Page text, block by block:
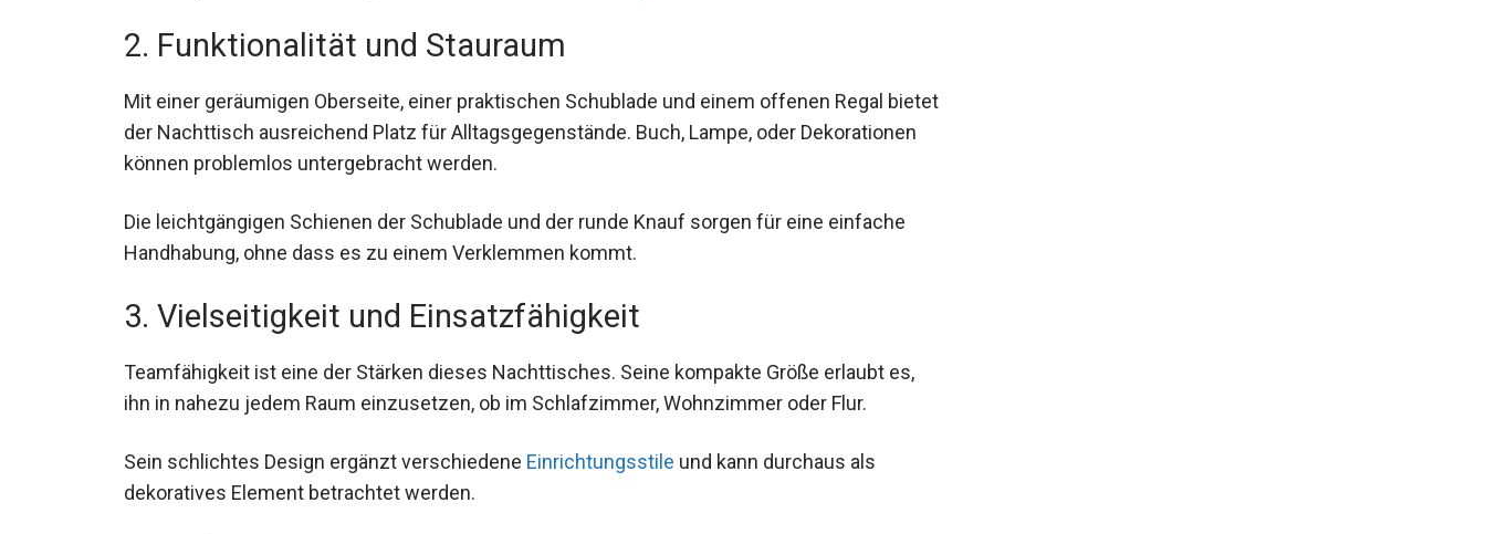
2. Funktionalität und Stauraum
Mit einer geräumigen Oberseite, einer praktischen Schublade und einem offenen Regal bietet
der Nachttisch ausreichend Platz für Alltagsgegenstände. Buch, Lampe, oder Dekorationen
können problemlos untergebracht werden.
Die leichtgängigen Schienen der Schublade und der runde Knauf sorgen für eine einfache
Handhabung, ohne dass es zu einem Verklemmen kommt.
3. Vielseitigkeit und Einsatzfähigkeit
Teamfähigkeit ist eine der Stärken dieses Nachttisches. Seine kompakte Größe erlaubt es,
ihn in nahezu jedem Raum einzusetzen, ob im Schlafzimmer, Wohnzimmer oder Flur.
Sein schlichtes Design ergänzt verschiedene Einrichtungsstile und kann durchaus als
dekoratives Element betrachtet werden.